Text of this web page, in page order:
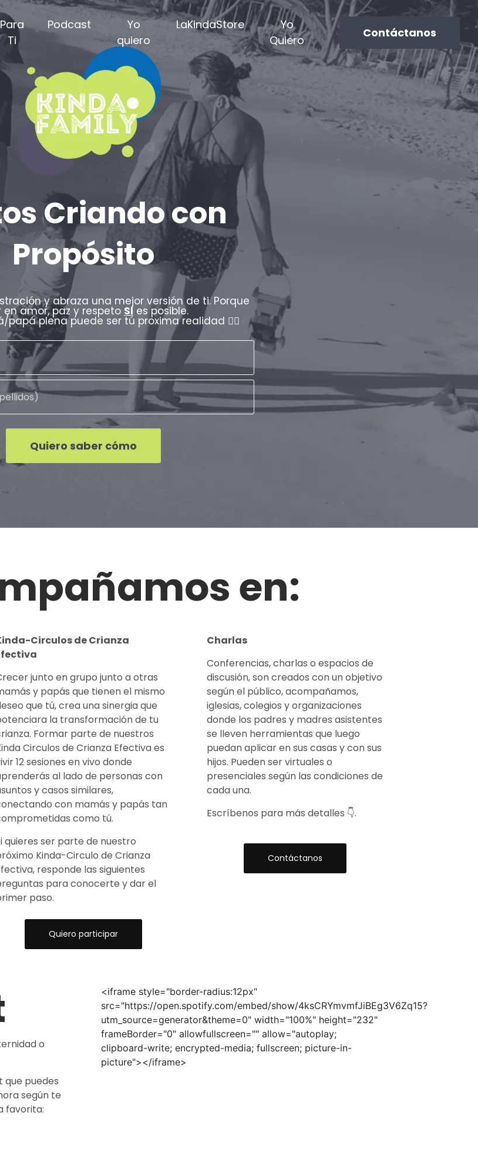
Para
Ti
Podcast
Yo
quiero
LaKindaStore
Yo
Quiero
Contáctanos
Criando con
Propósito
y abraza una mejor versión de ti. Porque
en amor, paz y respeto SI es posible.
papá plena puede ser tú proxima realidad 👇🏼
Quiero saber cómo
en:
Circulos de Crianza
junto en grupo junto a otras
y papás que tienen el mismo
que tú, crea una sinergia que
la transformación de tu
Formar parte de nuestros
Circulos de Crianza Efectiva es
12 sesiones en vivo donde
al lado de personas con
y casos similares,
con mamás y papás tan
como tú.
quieres ser parte de nuestro
Kinda-Circulo de Crianza
responde las siguientes
para conocerte y dar el
paso.
Quiero participar
Charlas
Conferencias, charlas o espacios de
discusión, son creados con un objetivo
según el público, acompañamos,
iglesias, colegios y organizaciones
donde los padres y madres asistentes
se lleven herramientas que luego
puedan aplicar en sus casas y con sus
hijos. Pueden ser virtuales o
presenciales según las condiciones de
cada una.
Escríbenos para más detalles 👇.
Contáctanos
o
que puedes
según te
favorita:
<iframe style="border-radius:12px"
src="https://open.spotify.com/embed/show/4ksCRYmvmfJiBEg3V6Zq15?
utm_source=generator&theme=0" width="100%" height="232"
frameBorder="0" allowfullscreen="" allow="autoplay;
clipboard-write; encrypted-media; fullscreen; picture-in-
picture"></iframe>